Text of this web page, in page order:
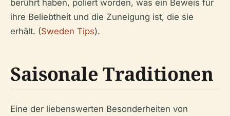
berührt haben, poliert worden, was ein Beweis für
ihre Beliebtheit und die Zuneigung ist, die sie
erhält. (Sweden Tips).
Saisonale Traditionen
Eine der liebenswerten Besonderheiten von